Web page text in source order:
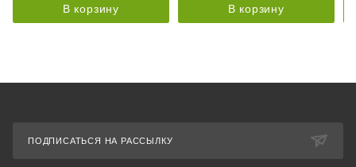
В корзину В корзину
ПОДПИСАТЬСЯ НА РАССЫЛКУ